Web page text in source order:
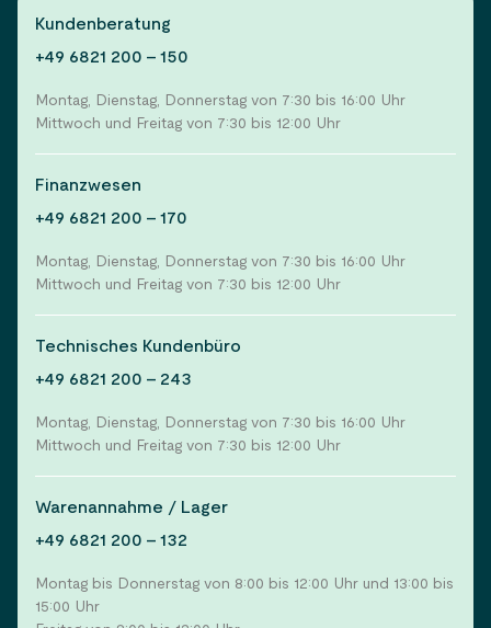
Kundenberatung
+49 6821 200 - 150
Montag, Dienstag, Donnerstag von 7:30 bis 16:00 Uhr
Mittwoch und Freitag von 7:30 bis 12:00 Uhr
Finanzwesen
+49 6821 200 - 170
Montag, Dienstag, Donnerstag von 7:30 bis 16:00 Uhr
Mittwoch und Freitag von 7:30 bis 12:00 Uhr
Technisches Kundenbüro
+49 6821 200 - 243
Montag, Dienstag, Donnerstag von 7:30 bis 16:00 Uhr
Mittwoch und Freitag von 7:30 bis 12:00 Uhr
Warenannahme / Lager
+49 6821 200 - 132
Montag bis Donnerstag von 8:00 bis 12:00 Uhr und 13:00 bis
15:00 Uhr